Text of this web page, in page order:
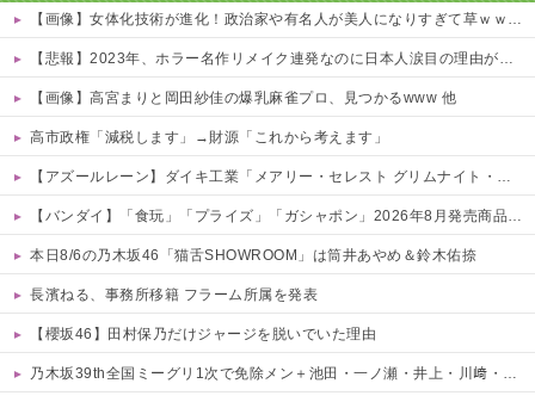
【画像】女体化技術が進化！政治家や有名人が美人になりすぎて草ｗｗｗｗ 他
【悲報】2023年、ホラー名作リメイク連発なのに日本人涙目の理由がこれｗｗｗｗ 他
【画像】高宮まりと岡田紗佳の爆乳麻雀プロ、見つかるwww 他
高市政権「減税します」→財源「これから考えます」
【アズールレーン】ダイキ工業「メアリー・セレスト グリムナイト・リーパー」フィギュア【10日予約開始】
【バンダイ】「食玩」「プライズ」「ガシャポン」2026年8月発売商品【発売スケジュール】
本日8/6の乃木坂46「猫舌SHOWROOM」は筒井あやめ＆鈴木佑捺
長濱ねる、事務所移籍 フラーム所属を発表
【櫻坂46】田村保乃だけジャージを脱いでいた理由
乃木坂39th全国ミーグリ1次で免除メン＋池田・一ノ瀬・井上・川﨑・菅原・中西が全完売